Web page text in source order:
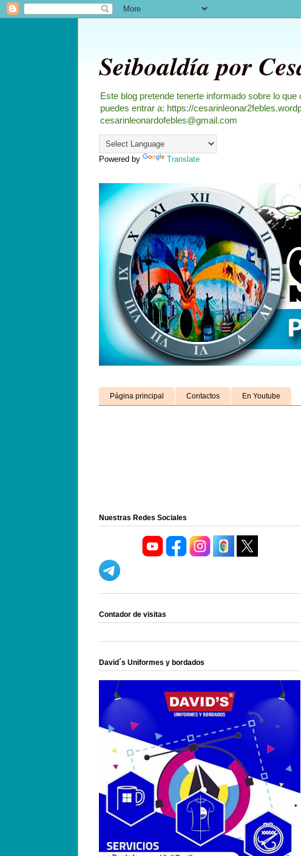
Seiboaldía por
Este blog pretende tenerte informado sobre lo
puedes entrar a: https://
cesarinleonardofebles@gmail.com
Powered by Translate
Página principal Contactos En Youtube
Nuestras Redes Sociales
Contador de visitas
David´s Uniformes y bordados